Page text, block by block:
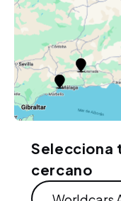
Selecciona
cercano